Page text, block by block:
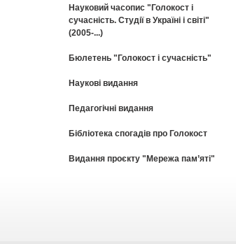
Науковий часопис "Голокост і
сучасність. Cтудії в Україні і світі"
(2005-...)
Бюлетень "Голокост і сучасність"
Наукові видання
Педагогічні видання
Бібліотека спогадів про Голокост
Видання проєкту "Мережа пам’яті"